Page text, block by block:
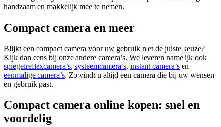
handzaam en makkelijk mee te nemen.
Compact camera en meer
Blijkt een compact camera voor uw gebruik niet de juiste keuze?
Kijk dan eens bij onze andere camera’s. We leveren namelijk ook
spiegelreflexcamera’s, systeemcamera’s, instant camera’s en
eenmalige camera’s. Zo vindt u altijd een camera die bij uw wensen
en gebruik past.
Compact camera online kopen: snel en
voordelig